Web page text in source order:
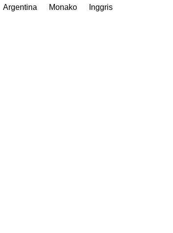
Argentina Monako
Inggris